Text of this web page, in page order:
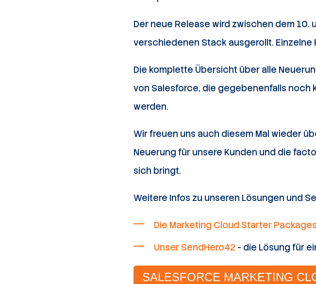
Der neue Release wird zwischen dem 10.
verschiedenen Stack ausgerollt.
Die komplette Übersicht über alle
von Salesforce, die gegebenenfalls
werden.
Wir freuen uns auch diesem Mal wieder
Neuerung für unsere Kunden und die
sich bringt.
Weitere Infos zu unseren Lösungen und
Die Marketing Cloud Starter Packages
Unser SendHero42 - die Lösung für
SALESFORCE MARKETING